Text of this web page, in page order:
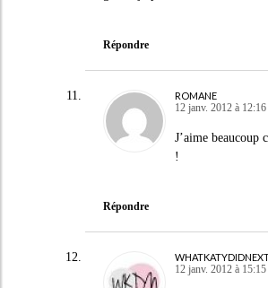
Répondre
ROMANE
12 janv. 2012 à 12:16
J’aime beaucoup
!
Répondre
12 janv. 2012 à 15:15